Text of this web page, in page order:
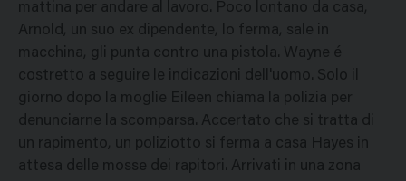
mattina per andare al lavoro. Poco lontano da casa,
Arnold, un suo ex dipendente, lo ferma, sale in
macchina, gli punta contro una pistola. Wayne é
costretto a seguire le indicazioni dell'uomo. Solo il
giorno dopo la moglie Eileen chiama la polizia per
denunciarne la scomparsa. Accertato che si tratta di
un rapimento, un poliziotto si ferma a casa Hayes in
attesa delle mosse dei rapitori. Arrivati in una zona